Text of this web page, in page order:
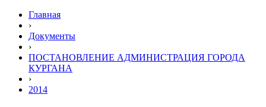
Главная
›
Документы
›
ПОСТАНОВЛЕНИЕ АДМИНИСТРАЦИЯ ГОРОДА
КУРГАНА
›
2014